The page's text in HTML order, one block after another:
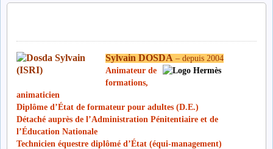
Sylvain DOSDA – depuis 2004
Animateur de
formations,
animaticien
Diplôme d’État de formateur pour adultes (D.E.)
Détaché auprès de l’Administration Pénitentiaire et de
l’Éducation Nationale
Technicien équestre diplômé d’État (équi-management)